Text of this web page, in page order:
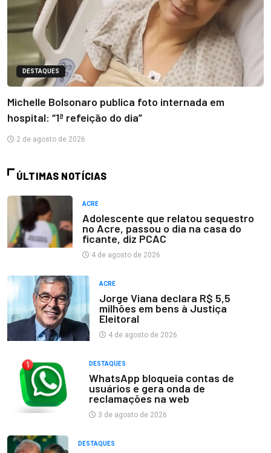
DESTAQUES
Michelle Bolsonaro publica foto internada em
hospital: “1ª refeição do dia”
2 de agosto de 2026
ÚLTIMAS NOTÍCIAS
ACRE
Adolescente que relatou sequestro
no Acre, passou o dia na casa do
ficante, diz PCAC
4 de agosto de 2026
ACRE
Jorge Viana declara R$ 5,5
milhões em bens à Justiça
Eleitoral
4 de agosto de 2026
DESTAQUES
WhatsApp bloqueia contas de
usuários e gera onda de
reclamações na web
3 de agosto de 2026
DESTAQUES